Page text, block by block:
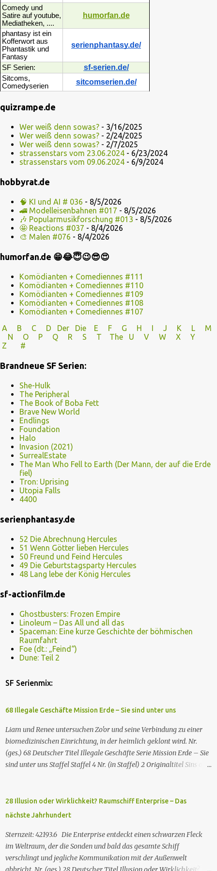
Comedy und
Satire auf youtube,
Mediatheken, ....
humorfan.de
phantasy ist ein
Kofferwort aus
Phantastik und
Fantasy
serienphantasy.de/
SF Serien: sf-serien.de/
Sitcoms,
Comedyserien
sitcomserien.de/
quizrampe.de
Wer weiß denn sowas? - 3/16/2025
Wer weiß denn sowas? - 2/24/2025
Wer weiß denn sowas? - 2/7/2025
strassenstars vom 23.06.2024 - 6/23/2024
strassenstars vom 09.06.2024 - 6/9/2024
hobbyrat.de
🧠 KI und AI # 036 - 8/5/2026
🚄 Modelleisenbahnen #017 - 8/5/2026
🎶 Popularmusikforschung #013 - 8/5/2026
🤩 Reactions #037 - 8/4/2026
🎨 Malen #076 - 8/4/2026
humorfan.de 😁😂😇😉😎😍
Komödianten + Comediennes #111
Komödianten + Comediennes #110
Komödianten + Comediennes #109
Komödianten + Comediennes #108
Komödianten + Comediennes #107
A
B C D Der Die E F G H I J K L
M
N
O P Q R S T The U V
W X Y
Z
#
Brandneue SF Serien:
She-Hulk
The Peripheral
The Book of Boba Fett
Brave New World
Endlings
Foundation
Halo
Invasion (2021)
SurrealEstate
The Man Who Fell to Earth (Der Mann, der auf die Erde
fiel)
Tron: Uprising
Utopia Falls
4400
serienphantasy.de
52 Die Abrechnung Hercules
51 Wenn Götter lieben Hercules
50 Freund und Feind Hercules
49 Die Geburtstagsparty Hercules
48 Lang lebe der König Hercules
sf-actionfilm.de
Ghostbusters: Frozen Empire
Linoleum – Das All und all das
Spaceman: Eine kurze Geschichte der böhmischen
Raumfahrt
Foe (dt.: „Feind“)
Dune: Teil 2
SF Serienmix:
68 Illegale Geschäfte Mission Erde – Sie sind unter uns
Liam und Renee untersuchen Zo'or und seine Verbindung zu einer
biomedizinischen Einrichtung, in der heimlich geklont wird. Nr.
(ges.) 68 Deutscher Titel Illegale Geschäfte Serie Mission Erde – Sie
sind unter uns Staffel Staffel 4 Nr. (in Staffel) 2 Original­titel Sins of
25. Sep. 2001 Es kommt eine außerirdische Rasse, die Taelons oder
Gefährten genannt wird, auf die Erde. Sie bieten den Menschen auf
Hungersnöte eindämmen, Umweltprobleme lösen und Konflikte
beenden können. Im Gegenzug verlangen sie, dass man sie auf der
Erde leben lässt. Doch eine Gruppe von Erdlingen, die an der
28 Illusion oder Wirklichkeit? Raumschiff Enterprise – Das
nächste Jahrhundert
Sternzeit: 42193.6 Die Enterprise entdeckt einen schwarzen Fleck
im Weltraum, der die Sonden und bald das gesamte Schiff
verschlingt und jegliche Kommunikation mit der Außenwelt